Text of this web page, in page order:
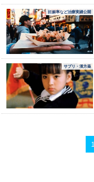
妊娠率など治療実績公開
サプリ・漢方薬
1